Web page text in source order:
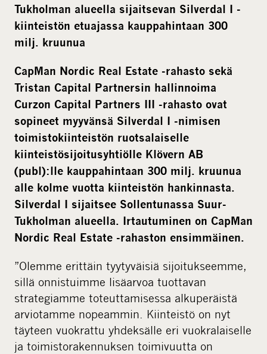
m
e
a
Tukholman alueella sijaitsevan Silverdal I -
kiinteistön etuajassa kauppahintaan 300
milj. kruunua
CapMan Nordic Real Estate -rahasto sekä
Tristan Capital Partnersin hallinnoima
Curzon Capital Partners III -rahasto ovat
sopineet myyvänsä Silverdal I -nimisen
toimistokiinteistön ruotsalaiselle
kiinteistösijoitusyhtiölle Klövern AB
(publ):lle kauppahintaan 300 milj. kruunua
alle kolme vuotta kiinteistön hankinnasta.
Silverdal I sijaitsee Sollentunassa Suur-
Tukholman alueella. Irtautuminen on CapMan
Nordic Real Estate -rahaston ensimmäinen.
”Olemme erittäin tyytyväisiä sijoitukseemme,
sillä onnistuimme lisäarvoa tuottavan
strategiamme toteuttamisessa alkuperäistä
arviotamme nopeammin. Kiinteistö on nyt
täyteen vuokrattu yhdeksälle eri vuokralaiselle
ja toimistorakennuksen toimivuutta on